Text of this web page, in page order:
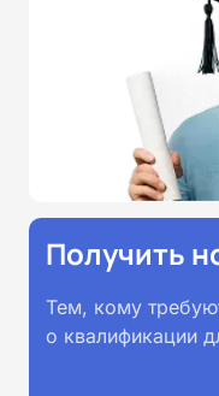
Получить
Тем, кому
о квалификации